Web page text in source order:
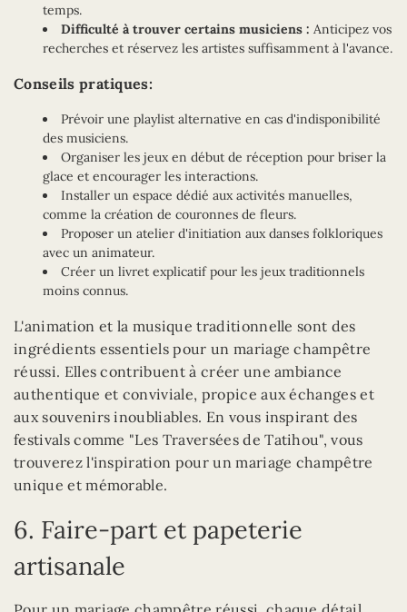
temps.
Difficulté à trouver certains musiciens : Anticipez vos
recherches et réservez les artistes suffisamment à l'avance.
Conseils pratiques:
Prévoir une playlist alternative en cas d'indisponibilité
des musiciens.
Organiser les jeux en début de réception pour briser la
glace et encourager les interactions.
Installer un espace dédié aux activités manuelles,
comme la création de couronnes de fleurs.
Proposer un atelier d'initiation aux danses folkloriques
avec un animateur.
Créer un livret explicatif pour les jeux traditionnels
moins connus.
L'animation et la musique traditionnelle sont des
ingrédients essentiels pour un mariage champêtre
réussi. Elles contribuent à créer une ambiance
authentique et conviviale, propice aux échanges et
aux souvenirs inoubliables. En vous inspirant des
festivals comme "Les Traversées de Tatihou", vous
trouverez l'inspiration pour un mariage champêtre
unique et mémorable.
6. Faire-part et papeterie
artisanale